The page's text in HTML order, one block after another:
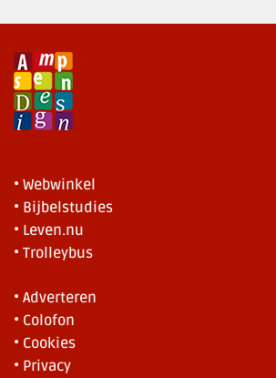
• Webwinkel
• Bijbelstudies
• Leven.nu
• Trolleybus
• Adverteren
• Colofon
• Cookies
• Privacy